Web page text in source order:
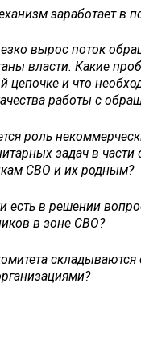
заработает в
вырос поток
власти. Какие
цепочке и что
работы с
роль
задач в части
СВО и их родным?
есть в решении
в зоне СВО?